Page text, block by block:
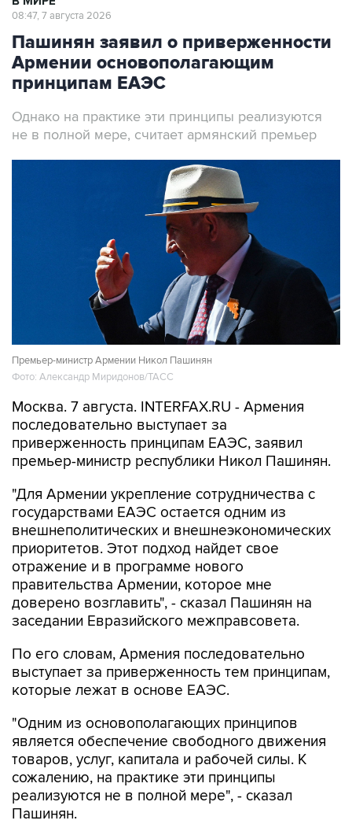
08:47, 7 августа 2026
Пашинян заявил о приверженности
Армении основополагающим
принципам ЕАЭС
Однако на практике эти принципы реализуются
не в полной мере, считает армянский премьер
Премьер-министр Армении Никол Пашинян
Фото: Александр Миридонов/ТАСС
Москва. 7 августа. INTERFAX.RU - Армения
последовательно выступает за
приверженность принципам ЕАЭС, заявил
премьер-министр республики Никол Пашинян.
"Для Армении укрепление сотрудничества с
государствами ЕАЭС остается одним из
внешнеполитических и внешнеэкономических
приоритетов. Этот подход найдет свое
отражение и в программе нового
правительства Армении, которое мне
доверено возглавить", - сказал Пашинян на
заседании Евразийского межправсовета.
По его словам, Армения последовательно
выступает за приверженность тем принципам,
которые лежат в основе ЕАЭС.
"Одним из основополагающих принципов
является обеспечение свободного движения
товаров, услуг, капитала и рабочей силы. К
сожалению, на практике эти принципы
реализуются не в полной мере", - сказал
Пашинян.